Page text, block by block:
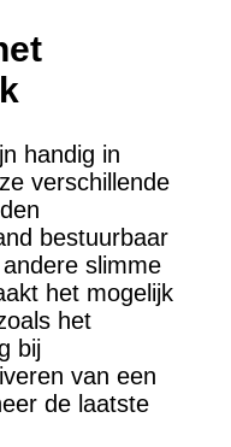
handig in
verschillende
bestuurbaar
slimme
het mogelijk
het
bij
van een
de laatste